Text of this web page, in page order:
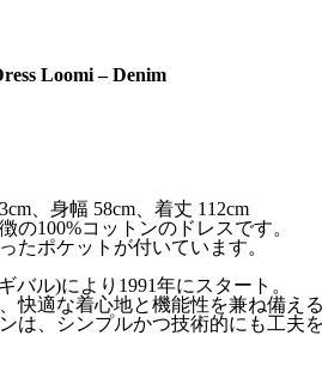
Loomi – Denim
、身幅 58cm、着丈 112cm
100%コットンのドレスです。
たポケットが付いています。
バル)により1991年にスタート。
快適な着心地と機能性を兼ね備え
は、シンプルかつ技術的にも工夫